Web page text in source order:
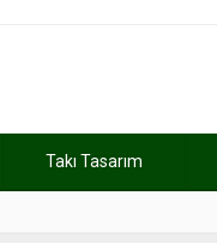
Takı Tasarım